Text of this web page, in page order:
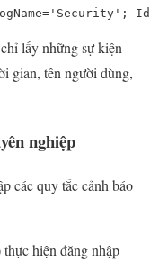
lấy những sự kiện
gian, tên người dùng,
nghiệp
các quy tắc cảnh báo
hiện đăng nhập